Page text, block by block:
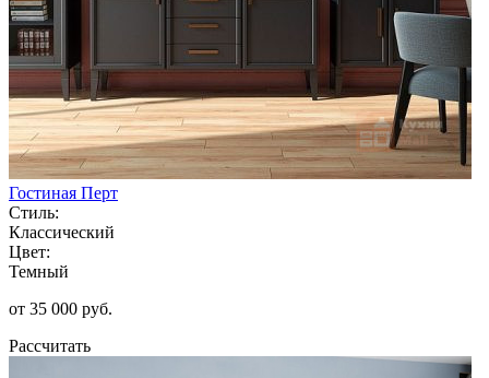
Гостиная Перт
Стиль:
Классический
Цвет:
Темный
от 35 000 руб.
Рассчитать